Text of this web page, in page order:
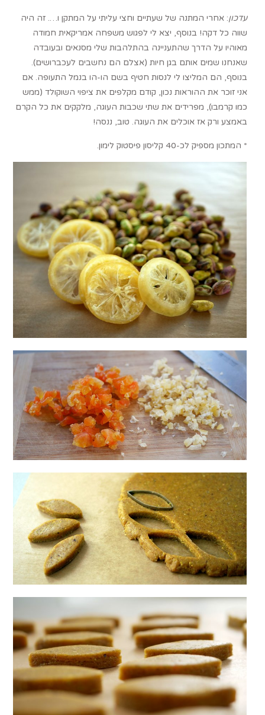
עדכון: אחרי המתנה של שעתיים וחצי עליתי על המתקן ו…. זה היה
שווה כל דקה! בנוסף, יצא לי לפגוש משפחה אמריקאית חמודה
מאוהיו על הדרך שהתעניינה בהתלהבות שלי מסנאים ובעובדה
שאנחנו שמים אותם בגן חיות (אצלם הם נחשבים לעכברושים).
בנוסף, הם המליצו לי לנסות חטיף בשם הו-הו בנמל התעופה. אם
אני זוכר את ההוראות נכון, קודם מקלפים את ציפוי השוקולד (ממש
כמו קרמבו), מפרידים את שתי שכבות העוגה, מלקקים את כל הקרם
באמצע ורק אז אוכלים את העוגה. טוב, ננסה!
* המתכון מספיק לכ-40 קליסון פיסטוק לימון.